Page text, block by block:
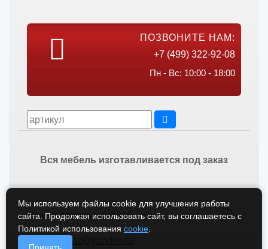
ПОЗВОНИТЕ НАМ:
+7 (499) 322-92-08
Пн - Вс: 10:00 - 18:00
Вся мебель изготавливается под заказ
Викос Мебель © 2026
vikos-zakaz@yandex.ru
Мы используем файлы cookie для улучшения работы
сайта. Продолжая использовать сайт, вы соглашаетесь с
Политикой использования cookie